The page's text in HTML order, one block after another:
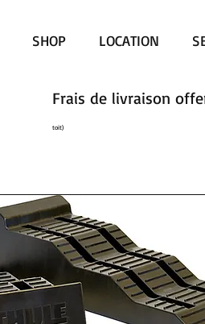
SHOP LOCATION
Frais de livraison
toit)